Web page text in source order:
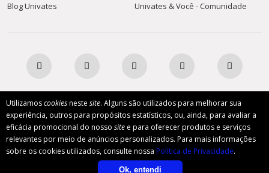
Utilizamoscookiesneste site. Alguns são utilizados para melhorar sua
experiência, outros para propósitos estatísticos, ou, ainda, para avaliar a
eficácia promocional do nosso site e para oferecer produtos e serviços
relevantes por meio de anúncios personalizados. Para mais informações
sobre os cookies utilizados, consulte nossa Política de Privacidade.
Ok, entendi
Blog Univates
Univates & Você - Comunidade
AFILIADA:
Instituição de Ensino Superior Comunitária